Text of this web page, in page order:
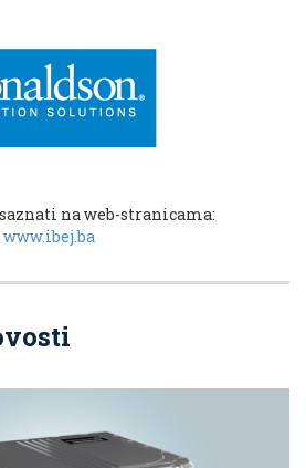
na web-stranicama:
www.ibej.ba